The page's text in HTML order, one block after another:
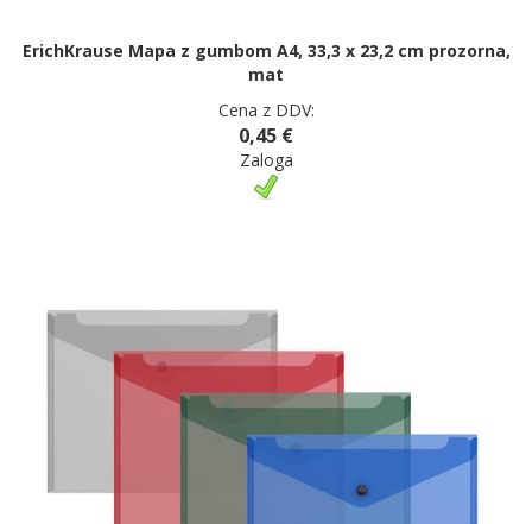
ErichKrause Mapa z gumbom A4, 33,3 x 23,2 cm prozorna,
mat
Cena z DDV:
0,45 €
Zaloga